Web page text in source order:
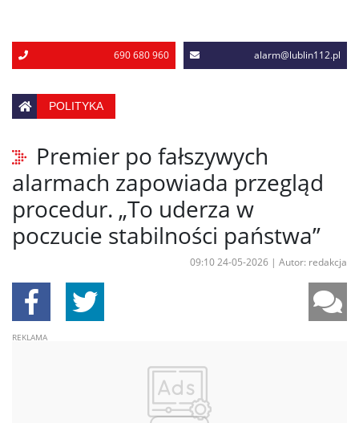
690 680 960 alarm@lublin112.pl
POLITYKA
Premier po fałszywych
alarmach zapowiada przegląd
procedur. „To uderza w
poczucie stabilności państwa”
09:10 24-05-2026 | Autor: redakcja